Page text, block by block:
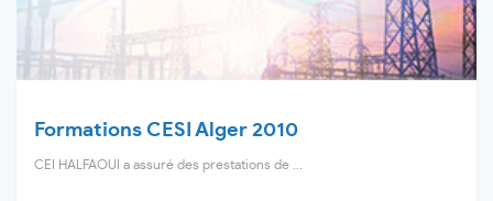
Formations CESI Alger 2010
CEI HALFAOUI a assuré des prestations de ...